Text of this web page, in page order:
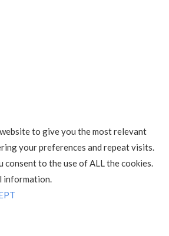
to give you the most relevant
your preferences and repeat visits.
consent to the use of ALL the cookies.
information